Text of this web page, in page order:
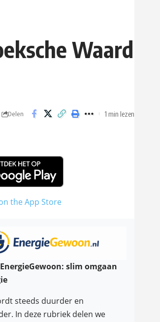
Waard
Delen 1 min lezen
slim omgaan
steeds duurder en
In deze rubriek delen we